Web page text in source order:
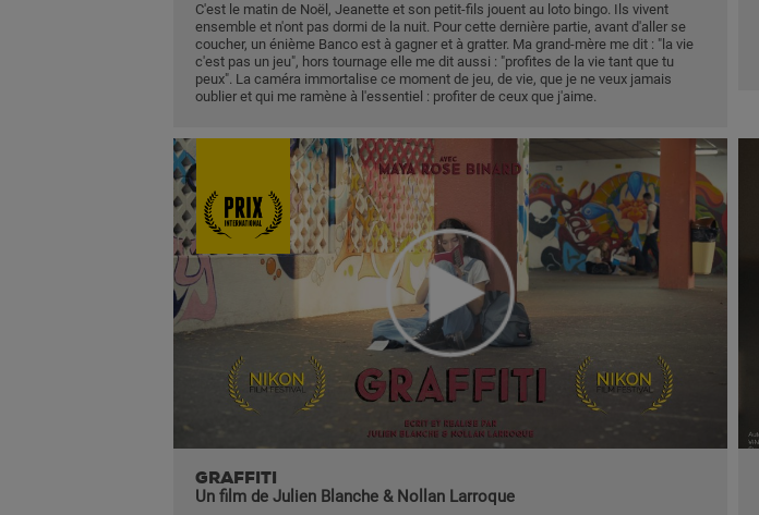
C'est le matin de Noël, Jeanette et son petit-fils jouent au loto bingo. Ils vivent
ensemble et n'ont pas dormi de la nuit. Pour cette dernière partie, avant d'aller se
coucher, un énième Banco est à gagner et à gratter. Ma grand-mère me dit : "la vie
c'est pas un jeu", hors tournage elle me dit aussi : "profites de la vie tant que tu
peux". La caméra immortalise ce moment de jeu, de vie, que je ne veux jamais
oublier et qui me ramène à l'essentiel : profiter de ceux que j'aime.
GRAFFITI
Un film de Julien Blanche & Nollan Larroque